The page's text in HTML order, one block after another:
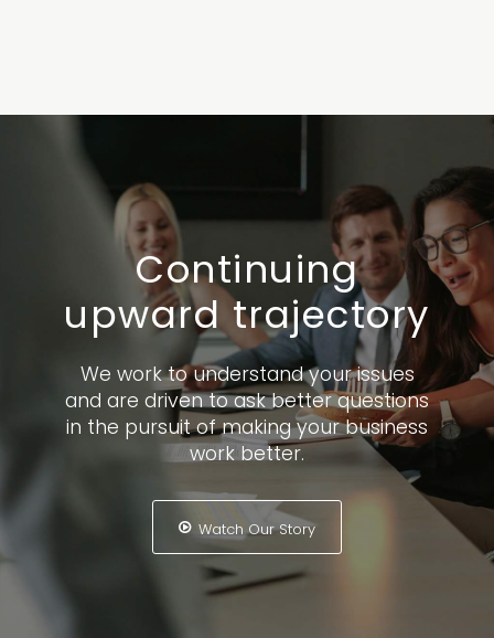
Continuing
upward trajectory
We work to understand your issues
and are driven to ask better questions
in the pursuit of making your business
work better.
Watch Our Story